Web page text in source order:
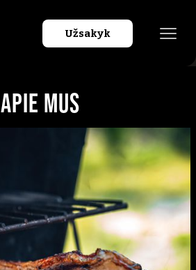
Užsakyk
Apie mus